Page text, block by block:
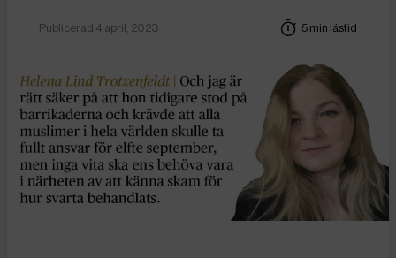
Publicerad 4 april, 2023 5 min lästid